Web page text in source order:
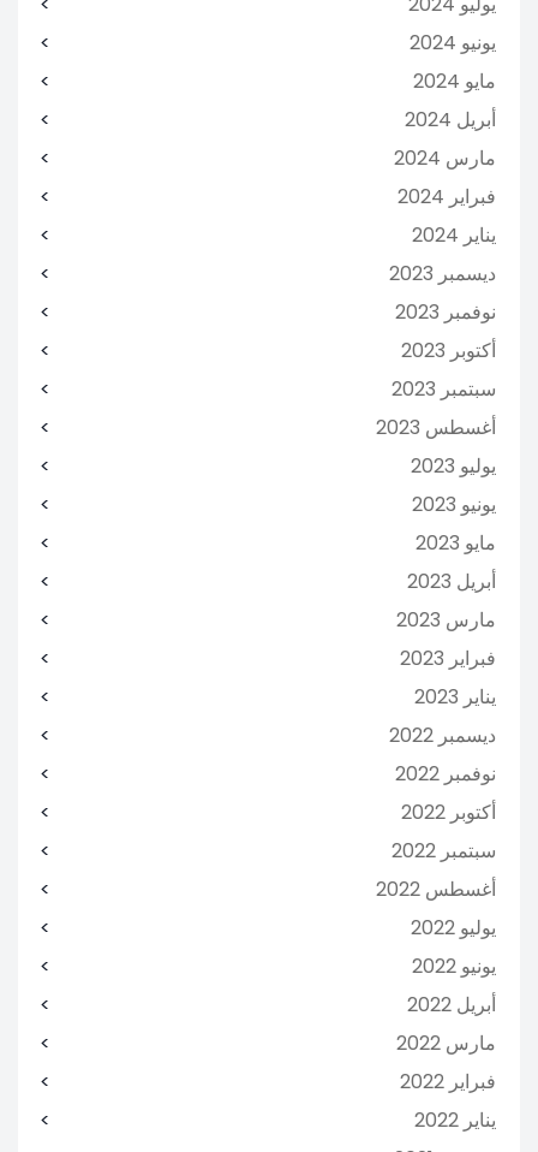
يونيو 2024
مايو 2024
أبريل 2024
مارس 2024
فبراير 2024
يناير 2024
ديسمبر 2023
نوفمبر 2023
أكتوبر 2023
سبتمبر 2023
أغسطس 2023
يوليو 2023
يونيو 2023
مايو 2023
أبريل 2023
مارس 2023
فبراير 2023
يناير 2023
ديسمبر 2022
نوفمبر 2022
أكتوبر 2022
سبتمبر 2022
أغسطس 2022
يوليو 2022
يونيو 2022
أبريل 2022
مارس 2022
فبراير 2022
يناير 2022